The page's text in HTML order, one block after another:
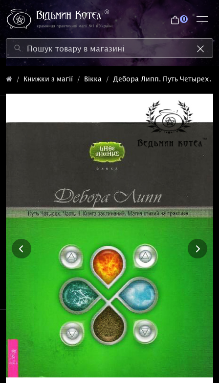
0
Книжки з магії Вікка Дебора Липп. Путь Четырех.